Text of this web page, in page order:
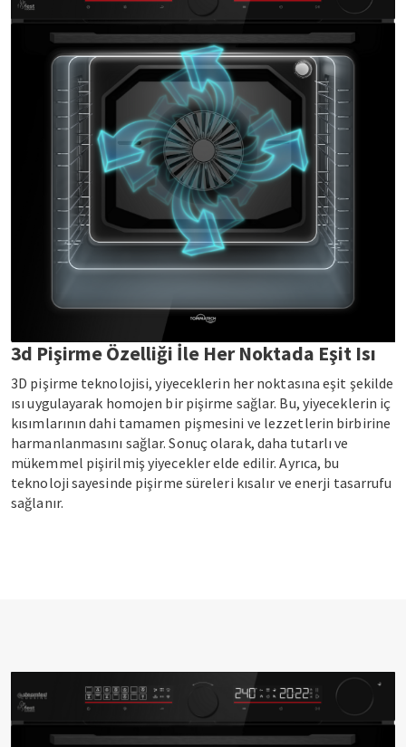
3d Pişirme Özelliği İle Her Noktada Eşit Isı
3D pişirme teknolojisi, yiyeceklerin her noktasına eşit şekilde
ısı uygulayarak homojen bir pişirme sağlar. Bu, yiyeceklerin iç
kısımlarının dahi tamamen pişmesini ve lezzetlerin birbirine
harmanlanmasını sağlar. Sonuç olarak, daha tutarlı ve
mükemmel pişirilmiş yiyecekler elde edilir. Ayrıca, bu
teknoloji sayesinde pişirme süreleri kısalır ve enerji tasarrufu
sağlanır.